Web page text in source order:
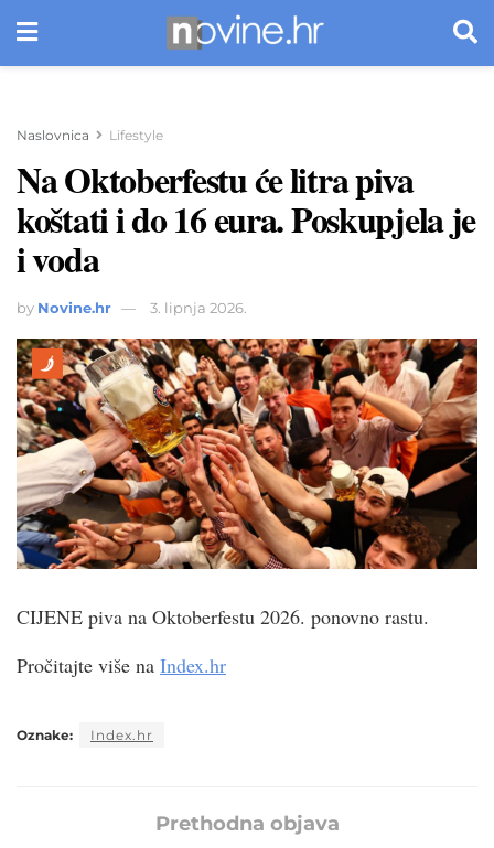
Naslovnica Lifestyle
Na Oktoberfestu će litra piva
koštati i do 16 eura. Poskupjela je
i voda
by Novine.hr 3. lipnja 2026.
CIJENE piva na Oktoberfestu 2026. ponovno rastu.
Pročitajte više na Index.hr
Oznake: Index.hr
Prethodna objava